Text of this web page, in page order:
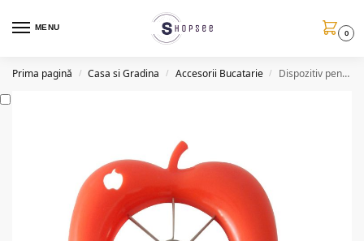
MENU
0
Prima pagină / Casa si Gradina / Accesorii Bucatarie / Dispozitiv pentru feliat mere, 6 felii, portocaliu